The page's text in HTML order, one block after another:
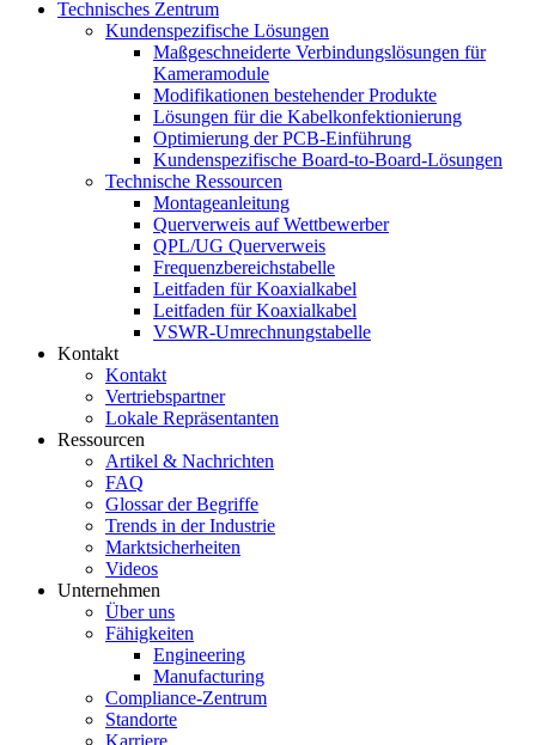
Technisches Zentrum
Kundenspezifische Lösungen
Maßgeschneiderte Verbindungslösungen für
Kameramodule
Modifikationen bestehender Produkte
Lösungen für die Kabelkonfektionierung
Optimierung der PCB-Einführung
Kundenspezifische Board-to-Board-Lösungen
Technische Ressourcen
Montageanleitung
Querverweis auf Wettbewerber
QPL/UG Querverweis
Frequenzbereichstabelle
Leitfaden für Koaxialkabel
Leitfaden für Koaxialkabel
VSWR-Umrechnungstabelle
Kontakt
Kontakt
Vertriebspartner
Lokale Repräsentanten
Ressourcen
Artikel & Nachrichten
FAQ
Glossar der Begriffe
Trends in der Industrie
Marktsicherheiten
Videos
Unternehmen
Über uns
Fähigkeiten
Engineering
Manufacturing
Compliance-Zentrum
Standorte